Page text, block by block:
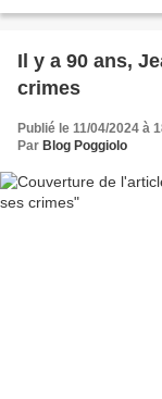
Il y a 90 ans,
crimes
Publié le 11/04/2024 à
Par Blog Poggiolo